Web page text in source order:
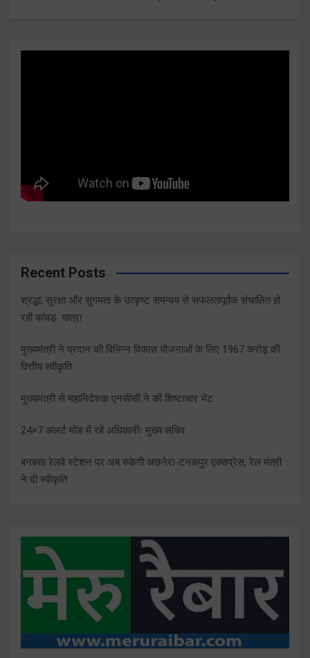
Recent Posts
श्रद्धा, सुरक्षा और सुगमता के उत्कृष्ट समन्वय से सफलतापूर्वक संचालित हो
रही कांवड़ यात्रा
मुख्यमंत्री ने प्रदान की विभिन्न विकास योजनाओं के लिए 1967 करोड़ की
वित्तीय स्वीकृति
मुख्यमंत्री से महानिदेशक एनसीसी ने की शिष्टाचार भेंट
24×7 अलर्ट मोड में रहें अधिकारीः मुख्य सचिव
बनबसा रेलवे स्टेशन पर अब रुकेगी अछनेरा-टनकपुर एक्सप्रेस, रेल मंत्री
ने दी स्वीकृति